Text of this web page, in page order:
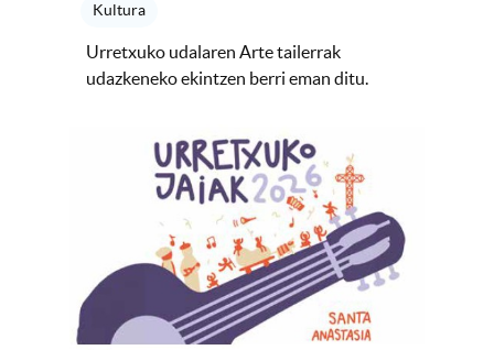
Kultura
Urretxuko udalaren Arte tailerrak
udazkeneko ekintzen berri eman ditu.